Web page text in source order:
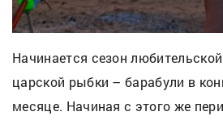
Начинается сезон
царской рыбки – барабули в
месяце. Начиная с этого же